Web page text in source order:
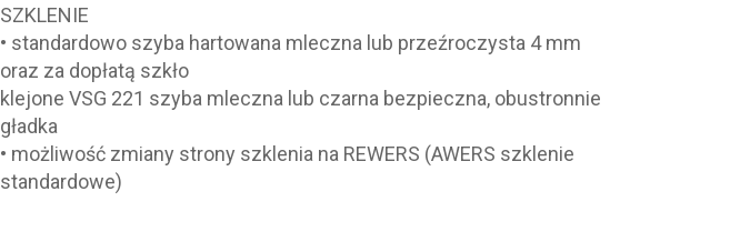
SZKLENIE
• standardowo szyba hartowana mleczna lub przeźroczysta 4 mm
oraz za dopłatą szkło
klejone VSG 221 szyba mleczna lub czarna bezpieczna, obustronnie
gładka
• możliwość zmiany strony szklenia na REWERS (AWERS szklenie
standardowe)